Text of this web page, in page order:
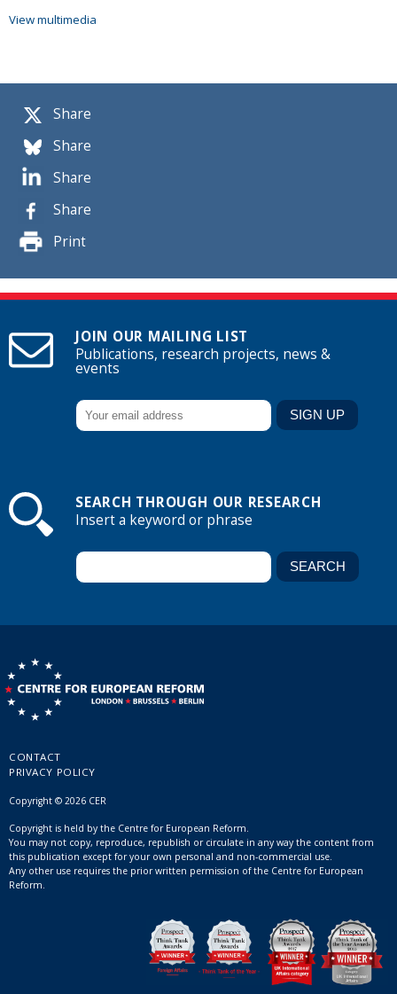
Share
Share
Share
Share
Print
View multimedia
JOIN OUR MAILING LIST
Publications, research projects, news &
events
SEARCH THROUGH OUR RESEARCH
Insert a keyword or phrase
CONTACT
PRIVACY POLICY
Copyright © 2026 CER
Copyright is held by the Centre for European Reform.
You may not copy, reproduce, republish or circulate in any way the content from
this publication except for your own personal and non-commercial use.
Any other use requires the prior written permission of the Centre for European
Reform.